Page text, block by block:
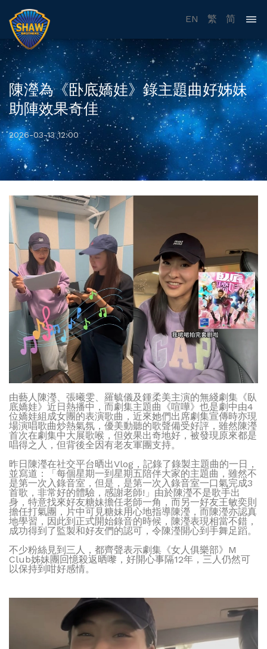
EN 繁 简
陳瀅為《卧底嬌娃》錄主題曲好姊妹
助陣效果奇佳
2026-03-13 12:00
由藝人陳瀅、張曦雯、羅毓儀及鍾柔美主演的無綫劇集《臥
底嬌娃》近日熱播中，而劇集主題曲《喧嘩》也是劇中由4
位嬌娃組成女團的表演歌曲，近來她們出席劇集宣傳時亦現
場演唱歌曲炒熱氣氛，優美動聽的歌聲備受好評，雖然陳瀅
首次在劇集中大展歌喉，但效果出奇地好，被發現原來都是
唱得之人，但背後全因有老友軍團支持。
昨日陳瀅在社交平台晒出Vlog，記錄了錄製主題曲的一日，
並寫道：「每個星期一到星期五陪伴大家的主題曲，雖然不
是第一次入錄音室，但是，是第一次入錄音室一口氣完成3
首歌，非常好的體驗，感謝老師!」由於陳瀅不是歌手出
身，特意找來好友糖妹擔任老師一角，而另一好友王敏奕則
擔任打氣團，片中可見糖妹用心地指導陳瀅，而陳瀅亦認真
地學習，因此到正式開始錄音的時候，陳瀅表現相當不錯，
成功得到了監製和好友們的認可，令陳瀅開心到手舞足蹈。
不少粉絲見到三人，都齊聲表示劇集《女人俱樂部》M
Club姊妹團回憶殺返晒嚟，好開心事隔12年，三人仍然可
以保持到咁好感情。